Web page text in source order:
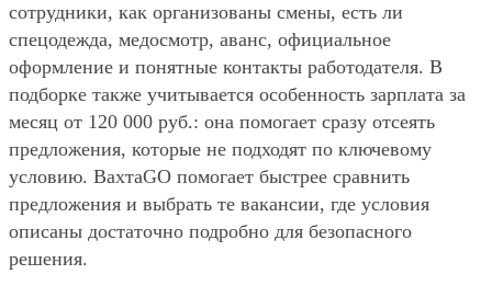
сотрудники, как организованы смены, есть ли
спецодежда, медосмотр, аванс, официальное
оформление и понятные контакты работодателя. В
подборке также учитывается особенность зарплата за
месяц от 120 000 руб.: она помогает сразу отсеять
предложения, которые не подходят по ключевому
условию. ВахтаGO помогает быстрее сравнить
предложения и выбрать те вакансии, где условия
описаны достаточно подробно для безопасного
решения.